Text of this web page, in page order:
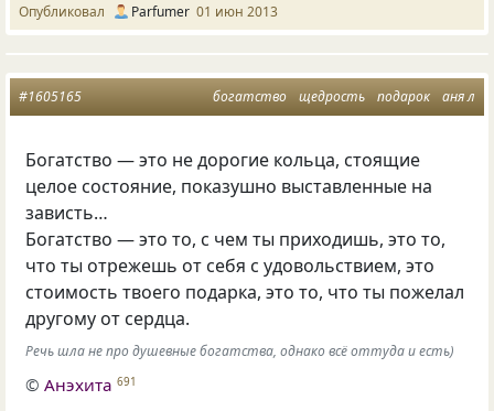
Опубликовал Parfumer 01 июн 2013
богатство щедрость подарок аня л
#1605165
Богатство — это не дорогие кольца, стоящие
целое состояние, показушно выставленные на
зависть…
Богатство — это то, с чем ты приходишь, это то,
что ты отрежешь от себя с удовольствием, это
стоимость твоего подарка, это то, что ты пожелал
другому от сердца.
Речь шла не про душевные богатства, однако всё оттуда и есть)
©Анэхита 691